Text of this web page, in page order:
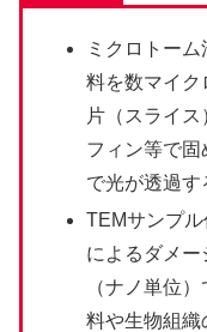
ミクロトー
料を数マイク
片（スライ
フィン等で
で光が透過す
TEMサンプ
によるダメー
（ナノ単位
料や生物組織